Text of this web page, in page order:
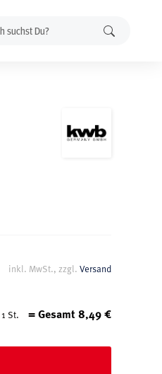
inkl. MwSt., zzgl. Versand
1 St. = Gesamt8,49€